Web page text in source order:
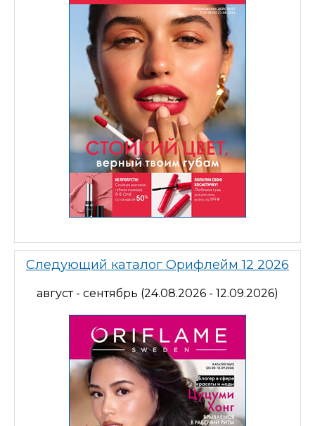
Следующий каталог Орифлейм 12 2026
август - сентябрь (24.08.2026 - 12.09.2026)